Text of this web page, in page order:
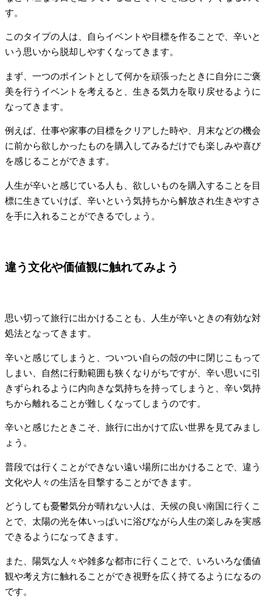
す。
このタイプの人は、自らイベントや目標を作ることで、辛いと
いう思いから脱却しやすくなってきます。
まず、一つのポイントとして何かを頑張ったときに自分にご褒
美を行うイベントを考えると、生きる気力を取り戻せるように
なってきます。
例えば、仕事や家事の目標をクリアした時や、月末などの機会
に前から欲しかったものを購入してみるだけでも楽しみや喜び
を感じることができます。
人生が辛いと感じている人も、欲しいものを購入することを目
標に生きていけば、辛いという気持ちから解放され生きやすさ
を手に入れることができるでしょう。
違う文化や価値観に触れてみよう
思い切って旅行に出かけることも、人生が辛いときの有効な対
処法となってきます。
辛いと感じてしまうと、ついつい自らの殻の中に閉じこもって
しまい、自然に行動範囲も狭くなりがちですが、辛い思いに引
きずられるように内向きな気持ちを持ってしまうと、辛い気持
ちから離れることが難しくなってしまうのです。
辛いと感じたときこそ、旅行に出かけて広い世界を見てみまし
ょう。
普段では行くことができない遠い場所に出かけることで、違う
文化や人々の生活を目撃することができます。
どうしても憂鬱気分が晴れない人は、天候の良い南国に行くこ
とで、太陽の光を体いっぱいに浴びながら人生の楽しみを実感
できるようになってきます。
また、陽気な人々や雑多な都市に行くことで、いろいろな価値
観や考え方に触れることができ視野を広く持てるようになるの
です。